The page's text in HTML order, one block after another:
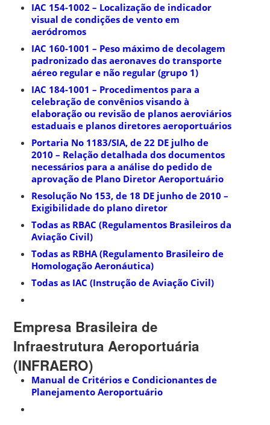
IAC 154-1002 – Localização de indicador
visual de condições de vento em
aeródromos
IAC 160-1001 – Peso máximo de decolagem
padronizado das aeronaves do transporte
aéreo regular e não regular (grupo 1)
IAC 184-1001 – Procedimentos para a
celebração de convênios visando à
elaboração ou revisão de planos aeroviários
estaduais e planos diretores aeroportuários
Portaria No 1183/SIA, de 22 DE julho de
2010 – Relação detalhada dos documentos
necessários para a análise do pedido de
aprovação de Plano Diretor Aeroportuário
Resolução No 153, de 18 DE junho de 2010 –
Exigibilidade do plano diretor
Todas as RBAC (Regulamentos Brasileiros da
Aviação Civil)
Todas as RBHA (Regulamento Brasileiro de
Homologação Aeronáutica)
Todas as IAC (Instrução de Aviação Civil)
Empresa Brasileira de
Infraestrutura Aeroportuária
(INFRAERO)
Manual de Critérios e Condicionantes de
Planejamento Aeroportuário